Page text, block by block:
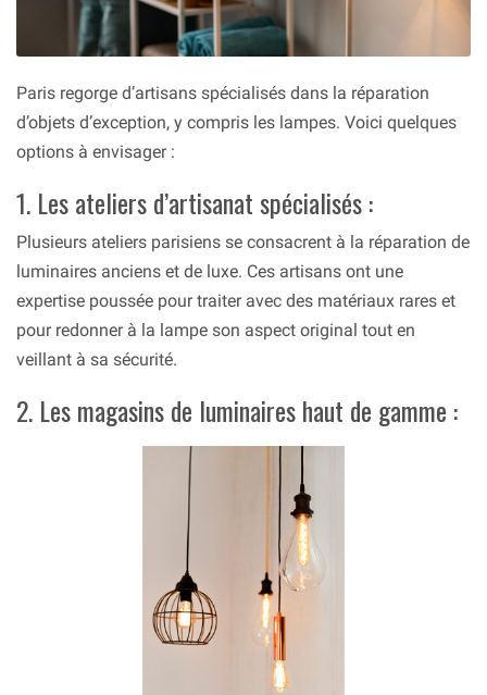
Paris regorge d’artisans spécialisés dans la réparation
d’objets d’exception, y compris les lampes. Voici quelques
options à envisager :
1. Les ateliers d’artisanat spécialisés :
Plusieurs ateliers parisiens se consacrent à la réparation de
luminaires anciens et de luxe. Ces artisans ont une
expertise poussée pour traiter avec des matériaux rares et
pour redonner à la lampe son aspect original tout en
veillant à sa sécurité.
2. Les magasins de luminaires haut de gamme :